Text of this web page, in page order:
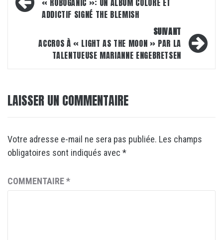
d’articleADDICTIF SIGNÉ THE BLEMISH
SUIVANT
ACCROS À « LIGHT AS THE MOON » PAR LA
TALENTUEUSE MARIANNE ENGEBRETSEN
LAISSER UN COMMENTAIRE
Votre adresse e-mail ne sera pas publiée. Les champs
obligatoires sont indiqués avec *
COMMENTAIRE*